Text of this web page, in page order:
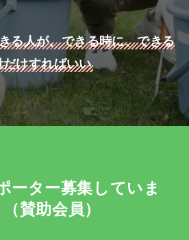
る人が、できる時に、できる
だけすればいい
ーター募集していま
賛助会員）